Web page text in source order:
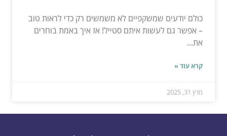
כולם יודעים שמשקפיים לא משמשים רק כדי לראות טוב
– אפשר גם לעשות איתם סטייל! אז איך באמת בוחרים
את...
קרא עוד »
מרץ 31, 2025